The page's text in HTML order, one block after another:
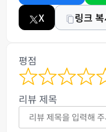
X
링크
평점
리뷰 제목